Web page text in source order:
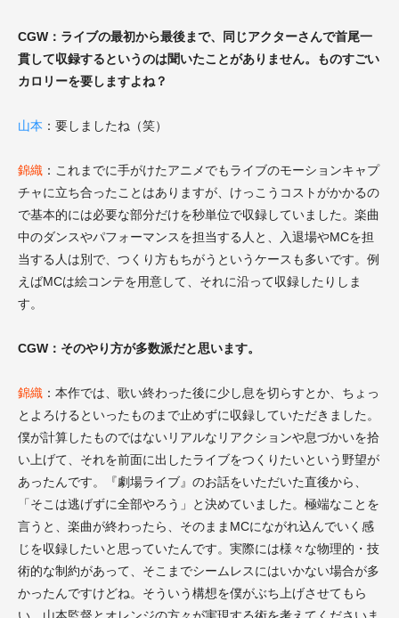
CGW：ライブの最初から最後まで、同じアクターさんで首尾一
貫して収録するというのは聞いたことがありません。ものすごい
カロリーを要しますよね？
山本 ：要しましたね（笑）
錦織 ：これまでに手がけたアニメでもライブのモーションキャプ
チャに立ち合ったことはありますが、けっこうコストがかかるの
で基本的には必要な部分だけを秒単位で収録していました。楽曲
中のダンスやパフォーマンスを担当する人と、入退場やMCを担
当する人は別で、つくり方もちがうというケースも多いです。例
えばMCは絵コンテを用意して、それに沿って収録したりしま
す。
CGW：そのやり方が多数派だと思います。
錦織 ：本作では、歌い終わった後に少し息を切らすとか、ちょっ
とよろけるといったものまで止めずに収録していただきました。
僕が計算したものではないリアルなリアクションや息づかいを拾
い上げて、それを前面に出したライブをつくりたいという野望が
あったんです。『劇場ライブ』のお話をいただいた直後から、
「そこは逃げずに全部やろう」と決めていました。極端なことを
言うと、楽曲が終わったら、そのままMCにながれ込んでいく感
じを収録したいと思っていたんです。実際には様々な物理的・技
術的な制約があって、そこまでシームレスにはいかない場合が多
かったんですけどね。そういう構想を僕がぶち上げさせてもら